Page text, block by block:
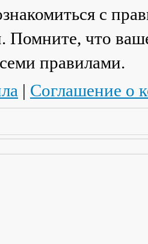
с
Помните, что
правилами.
| Соглашение о